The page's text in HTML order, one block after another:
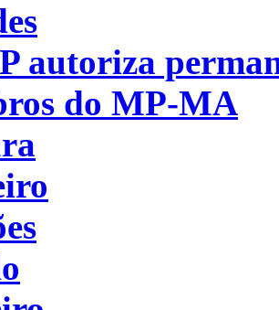
autoriza
do MP-MA